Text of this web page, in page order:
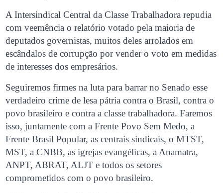
A Intersindical Central da Classe Trabalhadora repudia
com veemência o relatório votado pela maioria de
deputados governistas, muitos deles arrolados em
escândalos de corrupção por vender o voto em medidas
de interesses dos empresários.
Seguiremos firmes na luta para barrar no Senado esse
verdadeiro crime de lesa pátria contra o Brasil, contra o
povo brasileiro e contra a classe trabalhadora. Faremos
isso, juntamente com a Frente Povo Sem Medo, a
Frente Brasil Popular, as centrais sindicais, o MTST,
MST, a CNBB, as igrejas evangélicas, a Anamatra,
ANPT, ABRAT, ALJT e todos os setores
comprometidos com o povo brasileiro.